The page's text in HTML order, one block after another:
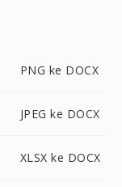
PNG ke DOCX
JPEG ke DOCX
XLSX ke DOCX